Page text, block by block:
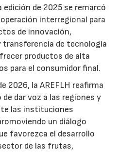
edición de 2025 se remarcó
interregional para
de innovación,
de tecnología
productos de alta
para el consumidor final.
2026, la AREFLH reafirma
dar voz a las regiones y
las instituciones
un diálogo
favorezca el desarrollo
de las frutas,